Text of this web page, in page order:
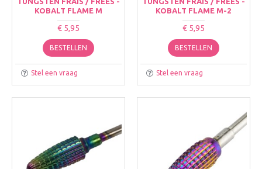
KOBALT FLAME M
€ 5,95
BESTELLEN
Stel een vraag
KOBALT FLAME M-2
€ 5,95
BESTELLEN
Stel een vraag